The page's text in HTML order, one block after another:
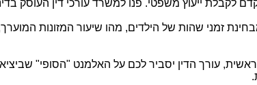
לקבלת ייעוץ משפטי. פנו למשרד עורכי דין
זמני שהות של הילדים, מהו שיעור המזונות
עורך הדין יסביר לכם על האלמנט "הסופי"